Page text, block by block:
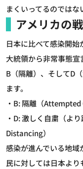
まくいってるのではな
アメリカの
日本に比べて感染開
大統領から非常事態
B（隔離）、そしてD
ます。
・B: 隔離（Attempted
・D: 激しく自粛（よ
Distancing）
感染が進んでいる地域
民に対しては日本よ